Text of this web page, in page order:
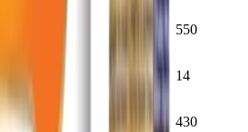
550
14
430